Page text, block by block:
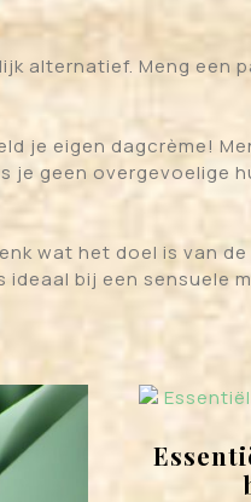
alternatief. Meng een
je eigen dagcrème!
je geen overgevoelige
wat het doel is van
bij een sensuele